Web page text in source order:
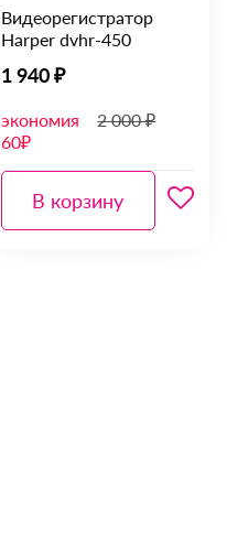
Видеорегистратор
Harper dvhr-450
1 940 ₽
экономия
60₽
2 000 ₽
В корзину